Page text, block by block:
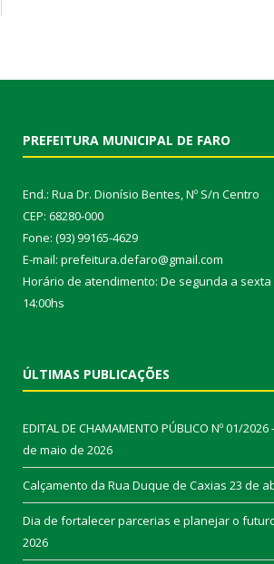
PREFEITURA MUNICIPAL DE FARO
End.: Rua Dr. Dionísio Bentes, Nº S/n Centro
CEP: 68280-000
Fone: (93) 99165-4629
E-mail: prefeitura.defaro@gmail.com
Horário de atendimento: De segunda a sexta
14:00hs
ÚLTIMAS PUBLICAÇÕES
EDITAL DE CHAMAMENTO PÚBLICO Nº 01/
de maio de 2026
Calçamento da Rua Duque de Caxias 23 de
Dia de fortalecer parcerias e planejar o
2026